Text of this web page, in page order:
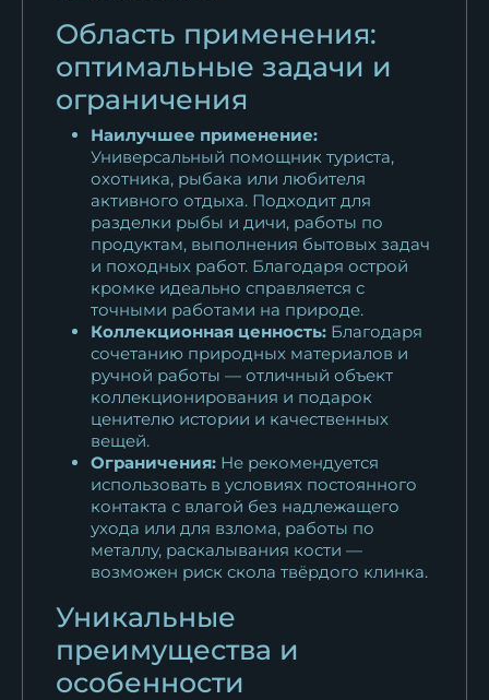
Область применения:
оптимальные задачи и
ограничения
Наилучшее применение:
Универсальный помощник туриста,
охотника, рыбака или любителя
активного отдыха. Подходит для
разделки рыбы и дичи, работы по
продуктам, выполнения бытовых задач
и походных работ. Благодаря острой
кромке идеально справляется с
точными работами на природе.
Коллекционная ценность: Благодаря
сочетанию природных материалов и
ручной работы — отличный объект
коллекционирования и подарок
ценителю истории и качественных
вещей.
Ограничения: Не рекомендуется
использовать в условиях постоянного
контакта с влагой без надлежащего
ухода или для взлома, работы по
металлу, раскалывания кости —
возможен риск скола твёрдого клинка.
Уникальные
преимущества и
особенности